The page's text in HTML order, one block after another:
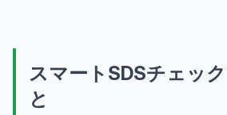
スマートSDSチェッ
と